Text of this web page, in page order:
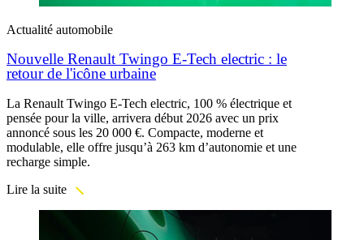
Actualité automobile
Nouvelle Renault Twingo E-Tech electric : le
retour de l'icône urbaine
La Renault Twingo E-Tech electric, 100 % électrique et
pensée pour la ville, arrivera début 2026 avec un prix
annoncé sous les 20 000 €. Compacte, moderne et
modulable, elle offre jusqu’à 263 km d’autonomie et une
recharge simple.
Lire la suite